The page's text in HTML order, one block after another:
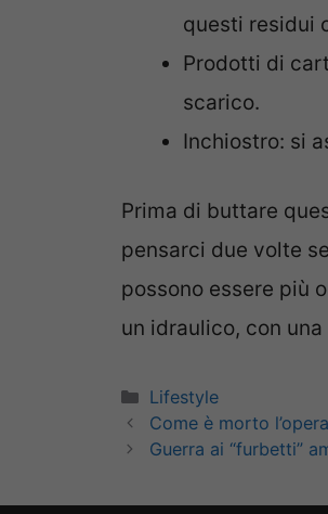
questi residui
Prodotti di
scarico.
Inchiostro: si
Prima di buttare
pensarci due volte
possono essere più
un idraulico, con
Categorie
Lifestyle
Come è morto
Guerra ai “furbetti”